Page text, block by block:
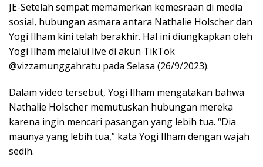
JE-Setelah sempat memamerkan kemesraan di media
sosial, hubungan asmara antara Nathalie Holscher dan
Yogi Ilham kini telah berakhir. Hal ini diungkapkan oleh
Yogi Ilham melalui live di akun TikTok
@vizzamunggahratu pada Selasa (26/9/2023).
Dalam video tersebut, Yogi Ilham mengatakan bahwa
Nathalie Holscher memutuskan hubungan mereka
karena ingin mencari pasangan yang lebih tua. “Dia
maunya yang lebih tua,” kata Yogi Ilham dengan wajah
sedih.